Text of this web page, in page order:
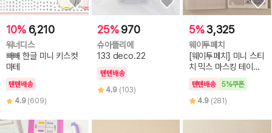
10% 6,210
워너디스
빼빼 한글 미니 키스컷
마테
텐텐배송
4.9 (609)
25% 970
슈아뜰리에
133 deco.22
텐텐배송
4.9 (103)
5% 3,325
웨이투페치
[웨이투페치] 미니 스티
치 믹스 마스킹 테이프
(6종 선택)
텐텐배송
5%쿠폰
4.9 (281)